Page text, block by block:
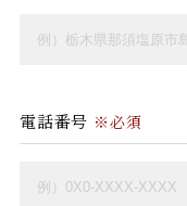
電話番号 ※必須